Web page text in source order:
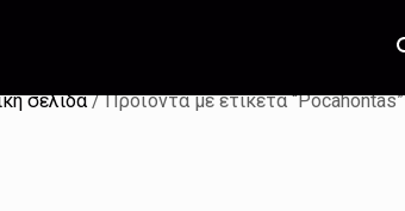
σελίδα/ Προϊόντα με ετικέτα “Pocahontas”